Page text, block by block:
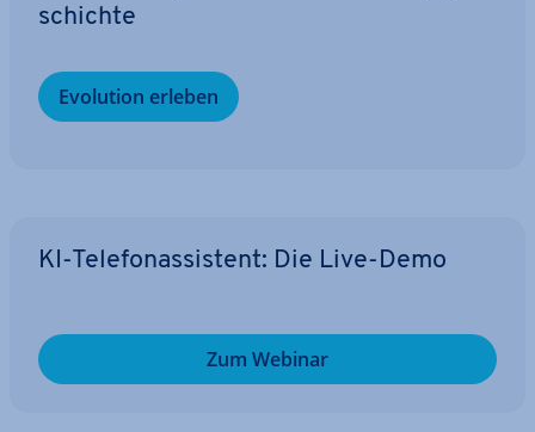
schich­te
Evolution erleben
KI-Te­le­fon­as­sis­tent: Die Live-Demo
Zum Webinar